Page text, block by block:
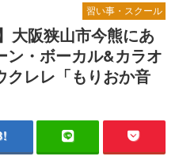
習い事・スクール
大阪狭山市今熊にあ
ン・ボーカル&カラオ
レレ「もりおか音